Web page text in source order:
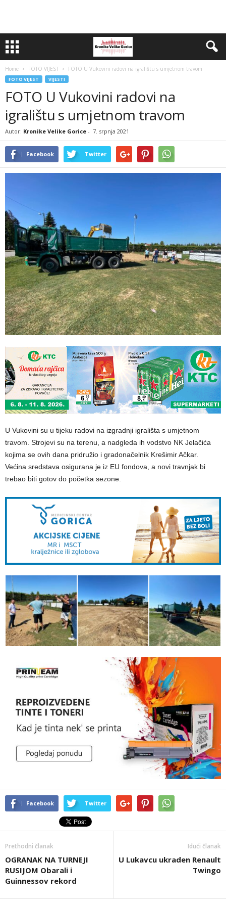
Home FOTO VIJEST FOTO U Vukovini radovi na igralištu s umjetnom travom
FOTO VIJEST VIJESTI
FOTO U Vukovini radovi na
igralištu s umjetnom travom
Autor: Kronike Velike Gorice - 7. srpnja 2021
Facebook Twitter
U Vukovini su u tijeku radovi na izgradnji igrališta s umjetnom
travom. Strojevi su na terenu, a nadgleda ih vodstvo NK Jelačića
kojima se ovih dana pridružio i gradonačelnik Krešimir Ačkar.
Većina sredstava osigurana je iz EU fondova, a novi travnjak bi
trebao biti gotov do početka sezone.
Facebook Twitter
Prethodni članak
OGRANAK NA TURNEJI
RUSIJOM Obarali i
Guinnessov rekord
Idući članak
U Lukavcu ukraden Renault
Twingo